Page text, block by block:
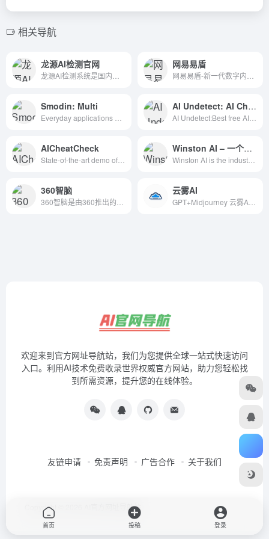
相关导航
龙源AI检测官网 网易易盾
Smodin: Multi AI Undetect: AI Checker
AICheatCheck Winston AI – 一个行业领先的AI内容检测工具
360智脑 云雾AI
欢迎来到官方网址导航站，我们为您提供全球一站式快速访问
入口。利用AI技术免费收录世界权威官方网站，助力您轻松找
到所需资源，提升您的在线体验。
友链申请 免责声明 广告合作 关于我们
Copyright © 2026 AI官方网址导航站
首页 投稿 登录